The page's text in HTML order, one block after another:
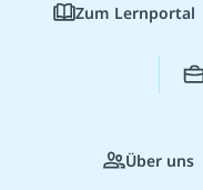
Zum Lernportal
Über uns